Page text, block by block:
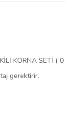
KORNA SETİ (
gerektirir.